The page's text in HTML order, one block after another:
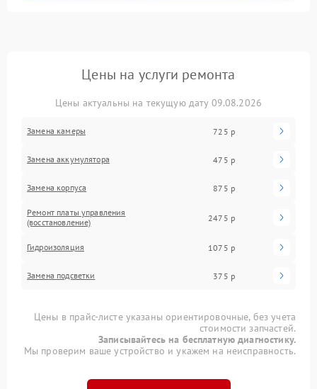
Цены на услуги ремонта
Цены актуальны на текущую дату 09.08.2026
Замена камеры 725 р
Замена аккумулятора 475 р
Замена корпуса 875 р
Ремонт платы управления
(восстановление)
2475 р
Гидроизоляция 1075 р
Замена подсветки 375 р
Цены в прайс-листе указаны ориентировочные, без учета
стоимости запчастей.
Записывайтесь на бесплатную диагностику.
Мы проверим ваше устройство и укажем на неисправность.